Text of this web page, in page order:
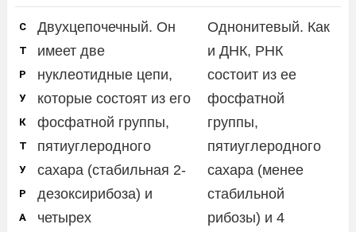
С
Т
Р
У
К
Т
У
Р
А
Двухцепочечный. Он
имеет две
нуклеотидные цепи,
которые состоят из его
фосфатной группы,
пятиуглеродного
сахара (стабильная 2-
дезоксирибоза) и
четырех
Однонитевый. Как
и ДНК, РНК
состоит из ее
фосфатной
группы,
пятиуглеродного
сахара (менее
стабильной
рибозы) и 4